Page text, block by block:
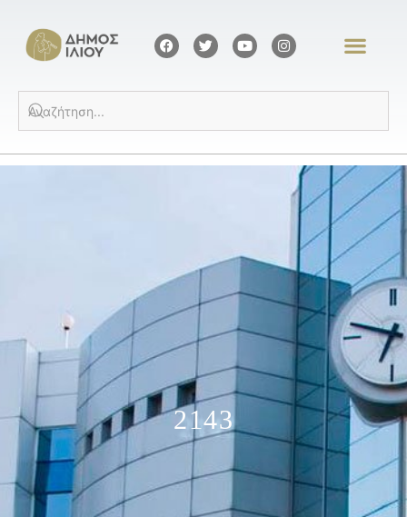
2143